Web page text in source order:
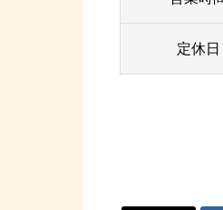
定休日